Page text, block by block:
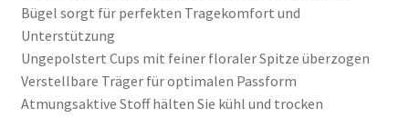
Bügel sorgt für perfekten Tragekomfort und
Unterstützung
Ungepolstert Cups mit feiner floraler Spitze überzogen
Verstellbare Träger für optimalen Passform
Atmungsaktive Stoff hälten Sie kühl und trocken